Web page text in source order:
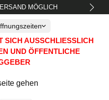
MÖGLICH
AUSSCHLIESSLICH A
UND ÖFFENTLICHE A